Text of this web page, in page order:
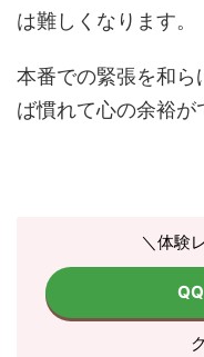
は難しくなります。
本番での緊張を和
ば慣れて心の余裕が
＼体験